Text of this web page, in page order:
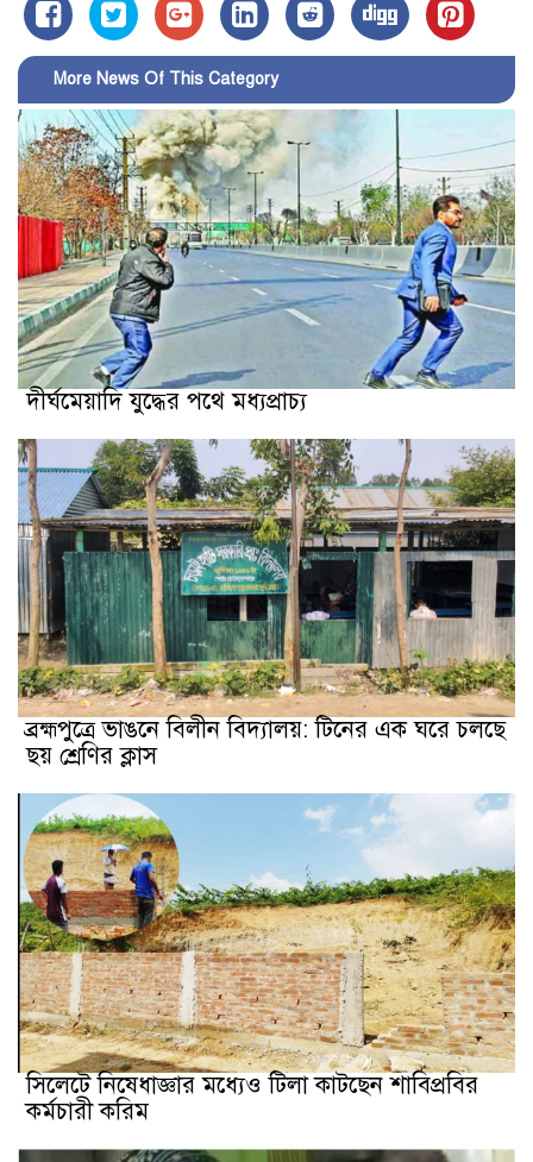
More News Of This Category
দীর্ঘমেয়াদি যুদ্ধের পথে মধ্যপ্রাচ্য
ব্রহ্মপুত্রে ভাঙনে বিলীন বিদ্যালয়: টিনের এক ঘরে চলছে
ছয় শ্রেণির ক্লাস
সিলেটে নিষেধাজ্ঞার মধ্যেও টিলা কাটছেন শাবিপ্রবির
কর্মচারী করিম